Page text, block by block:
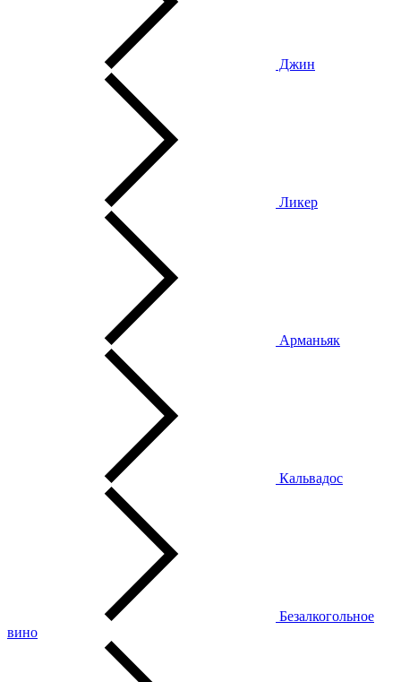
Джин
Ликер
Арманьяк
Кальвадос
Безалкогольное
вино